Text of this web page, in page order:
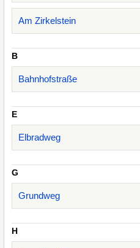
Am Zirkelstein
B
Bahnhofstraße
E
Elbradweg
G
Grundweg
H